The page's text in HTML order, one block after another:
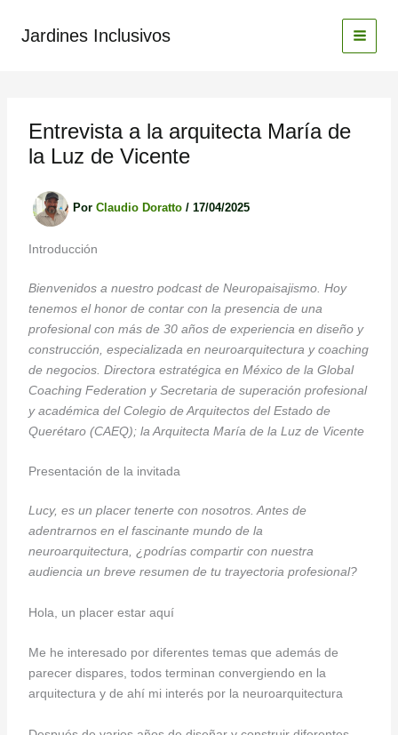
Jardines Inclusivos
Entrevista a la arquitecta María de
la Luz de Vicente
Por Claudio Doratto / 17/04/2025
Introducción
Bienvenidos a nuestro podcast de Neuropaisajismo. Hoy
tenemos el honor de contar con la presencia de una
profesional con más de 30 años de experiencia en diseño y
construcción, especializada en neuroarquitectura y coaching
de negocios. Directora estratégica en México de la Global
Coaching Federation y Secretaria de superación profesional
y académica del Colegio de Arquitectos del Estado de
Querétaro (CAEQ); la Arquitecta María de la Luz de Vicente
Presentación de la invitada
Lucy, es un placer tenerte con nosotros. Antes de
adentrarnos en el fascinante mundo de la
neuroarquitectura, ¿podrías compartir con nuestra
audiencia un breve resumen de tu trayectoria profesional?
Hola, un placer estar aquí
Me he interesado por diferentes temas que además de
parecer dispares, todos terminan convergiendo en la
arquitectura y de ahí mi interés por la neuroarquitectura